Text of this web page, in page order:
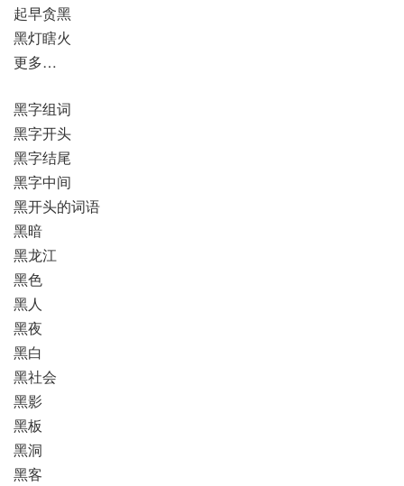
起早贪黑
黑灯瞎火
更多…
黑字组词
黑字开头
黑字结尾
黑字中间
黑开头的词语
黑暗
黑龙江
黑色
黑人
黑夜
黑白
黑社会
黑影
黑板
黑洞
黑客